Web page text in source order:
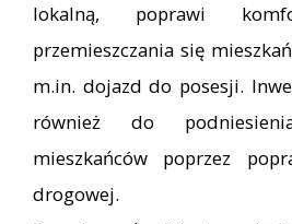
lokalną, poprawi
przemieszczania się
m.in. dojazd do posesji.
również do
mieszkańców poprzez
drogowej.